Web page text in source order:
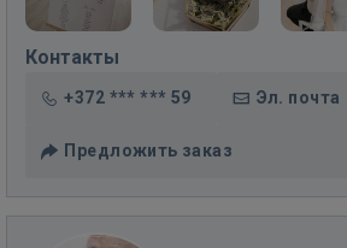
Контакты
+372 *** *** 59 Эл. почта
Предложить заказ